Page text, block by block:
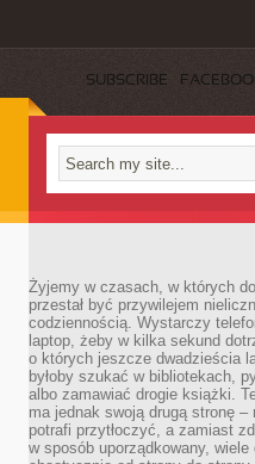
SUBSCRIBE
Żyjemy w czasach, w których
przestał być przywilejem
codziennością. Wystarczy
laptop, żeby w kilka sekund
o których jeszcze dwadzieścia
byłoby szukać w bibliotekach,
albo zamawiać drogie książki.
ma jednak swoją drugą stronę –
potrafi przytłoczyć, a zamiast
w sposób uporządkowany,